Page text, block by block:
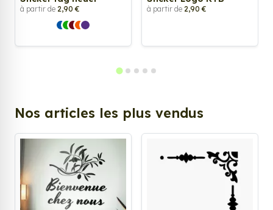
à partir de 2,90 € à partir de 2,90 €
Nos articles les plus vendus